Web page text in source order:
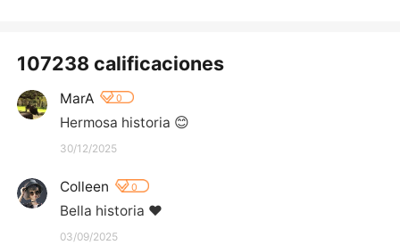
107238 calificaciones
MarA 0
Hermosa historia 😊
30/12/2025
Colleen 0
Bella historia ❤️
03/09/2025